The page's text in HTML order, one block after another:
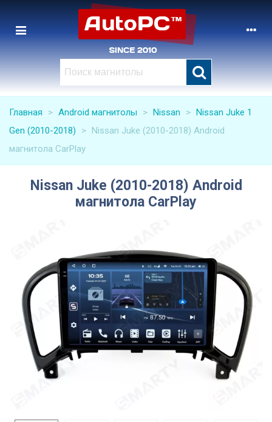
Главная > Android магнитолы > Nissan > Nissan Juke 1
Gen (2010-2018)
> Nissan Juke (2010-2018) Android
магнитола CarPlay
Nissan Juke (2010-2018) Android
магнитола CarPlay